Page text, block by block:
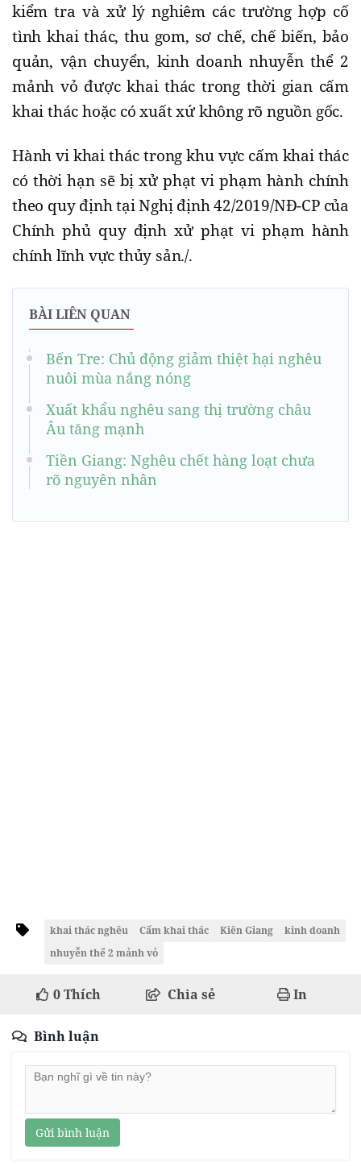
kiểm tra và xử lý nghiêm các trường hợp cố
tình khai thác, thu gom, sơ chế, chế biến, bảo
quản, vận chuyển, kinh doanh nhuyễn thể 2
mảnh vỏ được khai thác trong thời gian cấm
khai thác hoặc có xuất xứ không rõ nguồn gốc.
Hành vi khai thác trong khu vực cấm khai thác
có thời hạn sẽ bị xử phạt vi phạm hành chính
theo quy định tại Nghị định 42/2019/NĐ-CP của
Chính phủ quy định xử phạt vi phạm hành
chính lĩnh vực thủy sản./.
BÀI LIÊN QUAN
Bến Tre: Chủ động giảm thiệt hại nghêu
nuôi mùa nắng nóng
Xuất khẩu nghêu sang thị trường châu
Âu tăng mạnh
Tiền Giang: Nghêu chết hàng loạt chưa
rõ nguyên nhân
khai thác nghêu Cấm khai thác Kiên Giang
kinh doanh
nhuyễn thể 2 mảnh vỏ
0Thích Chia sẻ In
Bình luận
Gửi bình luận